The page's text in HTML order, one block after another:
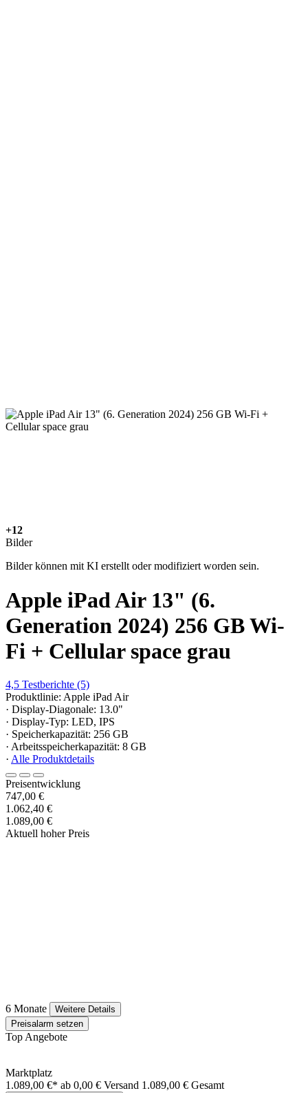
+12
Bilder
Bilder können mit KI erstellt oder modifiziert worden sein.
Apple iPad Air 13" (6.
Generation 2024) 256 GB Wi-
Fi + Cellular space grau
4,5 Testberichte (5)
Produktlinie: Apple iPad Air
· Display-Diagonale: 13.0"
· Display-Typ: LED, IPS
· Speicherkapazität: 256 GB
· Arbeitsspeicherkapazität: 8 GB
· Alle Produktdetails
Preisentwicklung
747,00 €
1.062,40 €
1.089,00 €
Aktuell hoher Preis
6 Monate
Weitere Details
Preisalarm setzen
Top Angebote
Marktplatz
1.089,00 €* ab 0,00 € Versand 1.089,00 € Gesamt